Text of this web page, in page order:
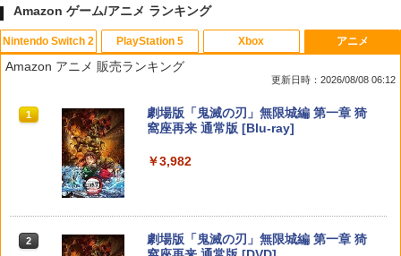
1
龍の国 ルーンファクトリー Nintendo S
witch 2 Edition[ラッピング不可] R-LO
￥4,980
￥5,676
1
[メール便OK]【新品】【PS5】イースIX
‐Monstrum NOX‐[在庫品]
￥3,484
1
【1000円 ポッキリ 送料無料】コロンバ
スサークル 16ビットポケットMD 用【
マット 反射低減 】液晶 保護 フィルム ★
護 フィルム シート 保護フィルム 保護シ
ート
￥1,000
ーションプラス (シロ) 」1個同梱)
1
【中古】【Blu−ray】ラブライブ！サン
シャイン！！2nd Season 4 特装限
定版 特典CD・絵本・ブックレット・ス
選券付属なし] / 酒井和男【監督】
2
ス]
Amazon ゲーム/アニメ ランキング
Nintendo Switch 2
1
スプラトゥーン レイダース|オンライン
コード版
￥5,832
2 スプラトゥーン レイダース -Switch2
PlayStation 5
1
PlayStation 5 デジタル・エディション
日本語専用 Console Language: Japan
2
Beast of Reincarnation -PS5 【特典】
Xbox
1
【純正品】Xbox ワイヤレス コントロー
ラー + USB-C® ケーブル
￥8,300
ラー (ロボット ホワイト)
アニメ
Amazon アニメ 販売ランキング
更新日時：2026/08/08 06:12
1
劇場版「鬼滅の刃」無限城編 第一章 猗
窩座再来 通常版 [Blu-ray]
￥3,982
2
劇場版「鬼滅の刃」無限城編 第一章 猗